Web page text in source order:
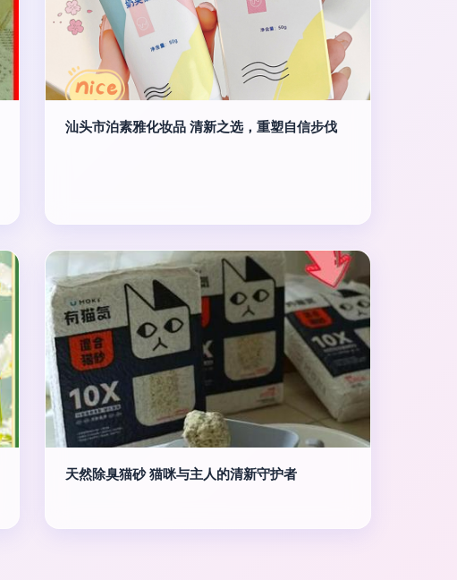
汕头市泊素雅化妆品 清新之选，重塑自信步伐
天然除臭猫砂 猫咪与主人的清新守护者